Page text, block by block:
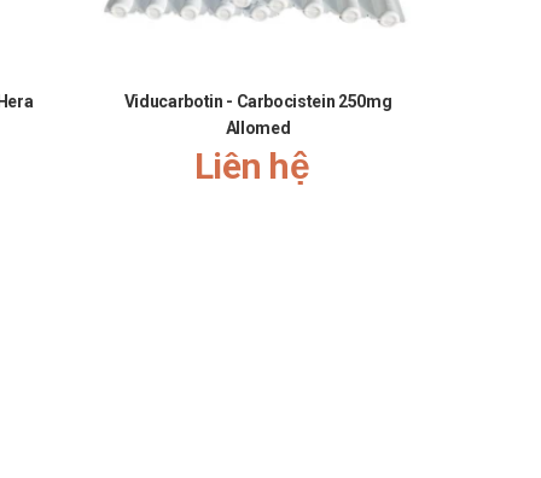
Viducarbotin - Carbocistein 250mg
Allomed
Liên hệ